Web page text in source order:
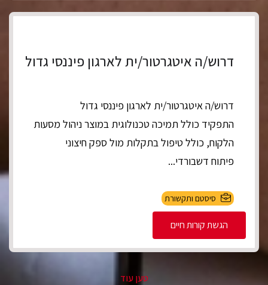
דרוש/ה איטגרטור/ית לארגון פיננסי גדול
דרוש/ה איטגרטור/ית לארגון פיננסי גדול
התפקיד כולל תמיכה טכנולוגית במוצר ניהול מסעות
הלקוח, כולל טיפול בתקלות מול ספק חיצוני
פיתוח דשבורדי...
סיסטם ותקשורת
הגשת קורות חיים
טען עוד